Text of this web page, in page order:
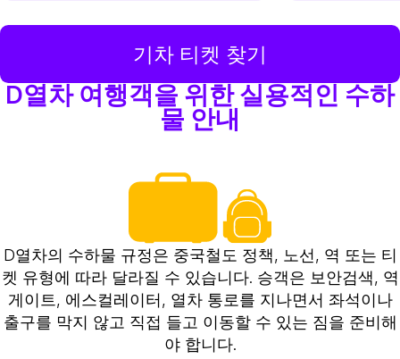
기차 티켓 찾기
D열차 여행객을 위한 실용적인 수하
물 안내
D열차의 수하물 규정은 중국철도 정책, 노선, 역 또는 티
켓 유형에 따라 달라질 수 있습니다. 승객은 보안검색, 역
게이트, 에스컬레이터, 열차 통로를 지나면서 좌석이나
출구를 막지 않고 직접 들고 이동할 수 있는 짐을 준비해
야 합니다.